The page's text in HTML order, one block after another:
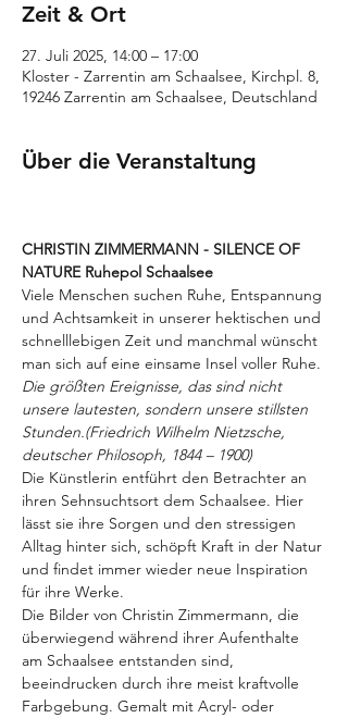
Zeit & Ort
27. Juli 2025, 14:00 – 17:00
Kloster - Zarrentin am Schaalsee, Kirchpl. 8,
19246 Zarrentin am Schaalsee, Deutschland
Über die Veranstaltung
CHRISTIN ZIMMERMANN - SILENCE OF
NATURE Ruhepol Schaalsee
Viele Menschen suchen Ruhe, Entspannung
und Achtsamkeit in unserer hektischen und
schnelllebigen Zeit und manchmal wünscht
man sich auf eine einsame Insel voller Ruhe.
Die größten Ereignisse, das sind nicht
unsere lautesten, sondern unsere stillsten
Stunden.(Friedrich Wilhelm Nietzsche,
deutscher Philosoph, 1844 – 1900)
Die Künstlerin entführt den Betrachter an
ihren Sehnsuchtsort dem Schaalsee. Hier
lässt sie ihre Sorgen und den stressigen
Alltag hinter sich, schöpft Kraft in der Natur
und findet immer wieder neue Inspiration
für ihre Werke.
Die Bilder von Christin Zimmermann, die
überwiegend während ihrer Aufenthalte
am Schaalsee entstanden sind,
beeindrucken durch ihre meist kraftvolle
Farbgebung. Gemalt mit Acryl- oder